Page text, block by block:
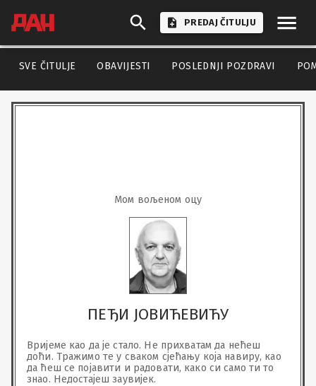
PREDAJ ČITULJU
SVE ČITULJE OBAVIJESTI POSLEDNJI POZDRAVI
Мом вољеном оцу
ПЕЂИ ЈОВИЋЕВИЋУ
Вријеме као да је стало. Не прихватам да нећеш
доћи. Тражимо те у сваком сјећању која навиру, као
да ћеш се појавити и радовати, како си само ти то
знао. Недостајеш заувијек.